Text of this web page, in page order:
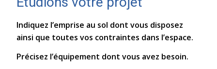
Indiquez l’emprise au sol dont vous disposez
ainsi que toutes vos contraintes dans l’espace.
Précisez l’équipement dont vous avez besoin.